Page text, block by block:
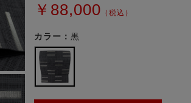
￥88,000 （税込）
カラー： 黒